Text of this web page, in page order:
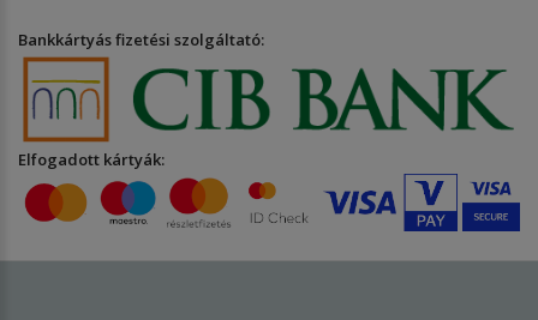
Bankkártyás fizetési szolgáltató:
Elfogadott kártyák: